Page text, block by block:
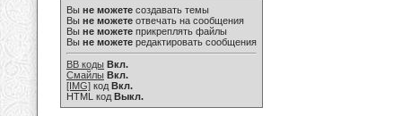
Вы не можете создавать темы
Вы не можете отвечать на сообщения
Вы не можете прикреплять файлы
Вы не можете редактировать сообщения
BB коды Вкл.
Смайлы Вкл.
[IMG] код Вкл.
HTML код Выкл.